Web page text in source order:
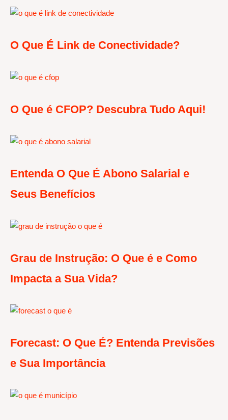
O Que É Link de Conectividade?
O Que é CFOP? Descubra Tudo Aqui!
Entenda O Que É Abono Salarial e
Seus Benefícios
Grau de Instrução: O Que é e Como
Impacta a Sua Vida?
Forecast: O Que É? Entenda Previsões
e Sua Importância